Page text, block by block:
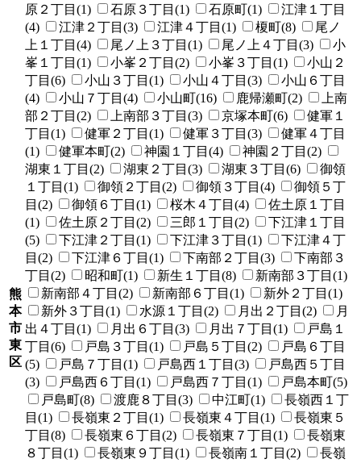
熊
本
市
東
区
原２丁目(1)
石原３丁目(1) 石原町(1)
江津１丁目
(4)
江津２丁目(3) 江津４丁目(1) 榎町(8)
尾ノ
上１丁目(4)
尾ノ上３丁目(1) 尾ノ上４丁目(3)
小
峯１丁目(1)
小峯２丁目(2) 小峯３丁目(1)
小山２
丁目(6)
小山３丁目(1) 小山４丁目(3)
小山６丁目
(4)
小山７丁目(4) 小山町(16) 鹿帰瀬町(2)
上南
部２丁目(2)
上南部３丁目(3) 京塚本町(6)
健軍１
丁目(1)
健軍２丁目(1) 健軍３丁目(3)
健軍４丁目
(1)
健軍本町(2) 神園１丁目(4)
神園２丁目(2)
湖東１丁目(2)
湖東２丁目(3) 湖東３丁目(6)
御領
１丁目(1)
御領２丁目(2) 御領３丁目(4)
御領５丁
目(2)
御領６丁目(1) 桜木４丁目(4)
佐土原１丁目
(1)
佐土原２丁目(2) 三郎１丁目(2)
下江津１丁目
(5)
下江津２丁目(1) 下江津３丁目(1)
下江津４丁
目(2)
下江津６丁目(1) 下南部２丁目(3)
下南部３
丁目(2)
昭和町(1) 新生１丁目(8)
新南部３丁目(1)
新南部４丁目(2)
新南部６丁目(1)
新外２丁目(1)
新外３丁目(1)
水源１丁目(2) 月出２丁目(2)
月
出４丁目(1)
月出６丁目(3) 月出７丁目(1)
戸島１
丁目(6)
戸島３丁目(1) 戸島５丁目(2)
戸島６丁目
(5)
戸島７丁目(1) 戸島西１丁目(3)
戸島西５丁目
(3)
戸島西６丁目(1) 戸島西７丁目(1)
戸島本町(5)
戸島町(8)
渡鹿８丁目(3) 中江町(1)
長嶺西１丁
目(1)
長嶺東２丁目(1) 長嶺東４丁目(1)
長嶺東５
丁目(8)
長嶺東６丁目(2) 長嶺東７丁目(1)
長嶺東
８丁目(1)
長嶺東９丁目(1) 長嶺南１丁目(2)
長嶺